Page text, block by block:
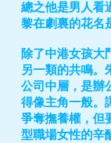
總之他是男人看
黎在劇裏的花名
除了中港女孩大
另一類的共鳴。
公司中層，是辦
得像主角一般。
爭奪撫養權，但
型職場女性的辛